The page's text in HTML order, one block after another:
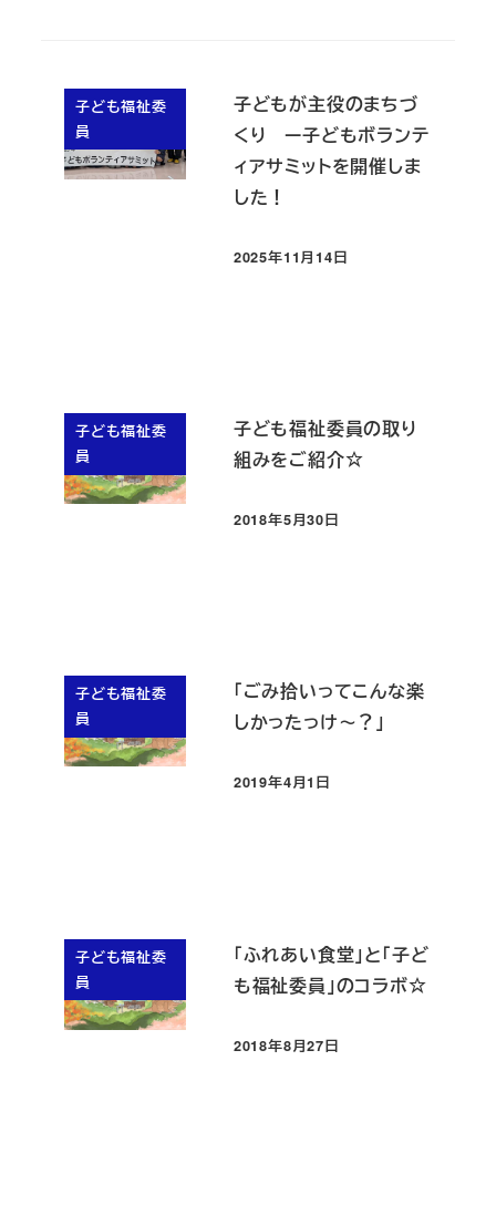
子ども福祉委
員
子どもが主役のまちづ
くり ー子どもボランテ
ィアサミットを開催しま
した！
投稿日
2025年11月14日
子ども福祉委
員
子ども福祉委員の取り
組みをご紹介☆
投稿日
2018年5月30日
子ども福祉委
員
「ごみ拾いってこんな楽
しかったっけ～？」
投稿日
2019年4月1日
子ども福祉委
員
「ふれあい食堂」と「子ど
も福祉委員」のコラボ☆
投稿日
2018年8月27日